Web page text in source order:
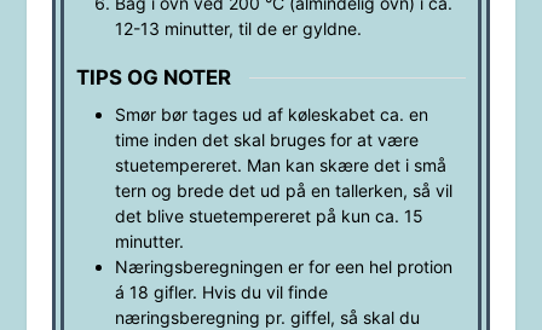
12-13 minutter, til de er gyldne.
TIPS OG NOTER
Smør bør tages ud af køleskabet ca. en
time inden det skal bruges for at være
stuetempereret. Man kan skære det i små
tern og brede det ud på en tallerken, så vil
det blive stuetempereret på kun ca. 15
minutter.
Næringsberegningen er for een hel protion
á 18 gifler. Hvis du vil finde
næringsberegning pr. giffel, så skal du